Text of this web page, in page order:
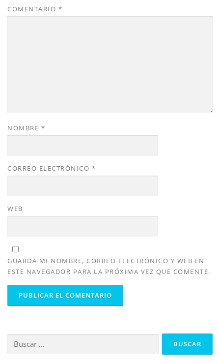
COMENTARIO *
NOMBRE *
CORREO ELECTRÓNICO *
WEB
GUARDA MI NOMBRE, CORREO ELECTRÓNICO Y WEB EN
ESTE NAVEGADOR PARA LA PRÓXIMA VEZ QUE COMENTE.
Buscar: